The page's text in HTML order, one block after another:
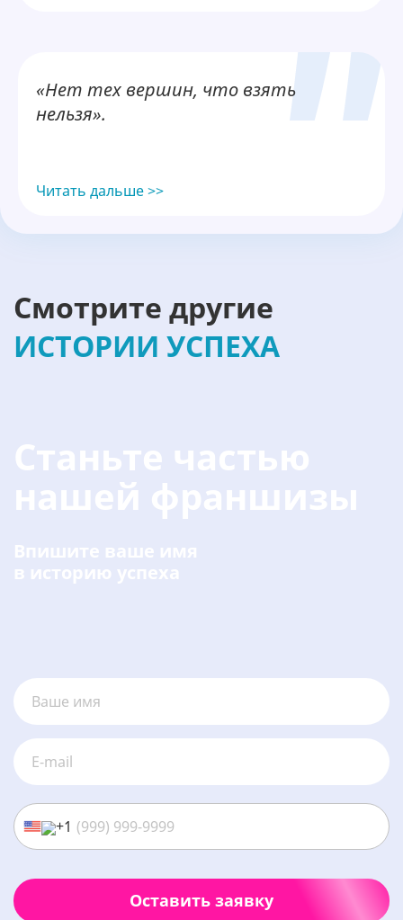
«Нет тех вершин, что взять
нельзя».
Читать дальше >>
Смотрите другие
ИСТОРИИ УСПЕХА
Станьте частью
нашей франшизы
Впишите ваше имя
в историю успеха
+1
Оставить заявку